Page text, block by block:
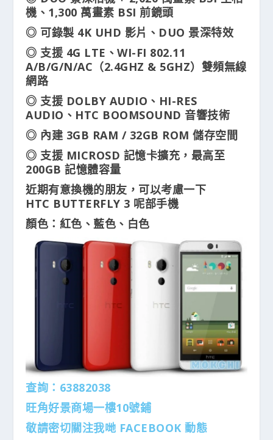
機、1,300 萬畫素 BSI 前鏡頭
◎ 可錄製 4K UHD 影片、DUO 景深特效
◎ 支援 4G LTE、WI-FI 802.11
A/B/G/N/AC（2.4GHZ & 5GHZ）雙頻無線
網路
◎ 支援 DOLBY AUDIO、HI-RES
AUDIO、HTC BOOMSOUND 音響技術
◎ 內建 3GB RAM / 32GB ROM 儲存空間
◎ 支援 MICROSD 記憶卡擴充，最高至
200GB 記憶體容量
近期有意換機的朋友，可以考慮一下
HTC BUTTERFLY 3 呢部手機
顏色：紅色、藍色、白色
查詢：63882038
旺角好景商場一樓10號鋪
敬請密切關注我哋 FACEBOOK 動態